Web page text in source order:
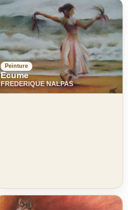
Peinture
Ecume
FREDERIQUE NALPAS